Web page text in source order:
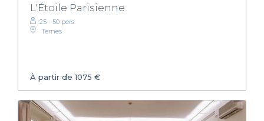
L'Étoile Parisienne
25 - 50 pers.
Ternes
À partir de 1075 €